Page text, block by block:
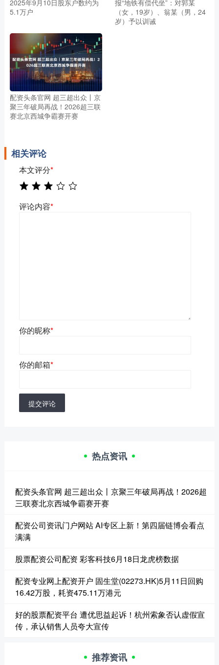
2025年9月10日股东户数约为
5.1万户
报“地铁有偿代坐”：对郭某
（女，19岁）、翁某（男，24
岁）予以训诫
配资头条官网 超三超出众丨京
聚三年破局再战！2026超三联
赛北京西城争霸赛开赛
相关评论
本文评分*
评论内容*
你的昵称*
你的邮箱*
提交评论
热点资讯
配资头条官网 超三超出众丨京聚三年破局再战！2026超
三联赛北京西城争霸赛开赛
配资公司资讯门户网站 AI专区上新！第四届链博会看点
满满
股票配资公司配资 彩客科技6月18日龙虎榜数据
配资专业网上配资开户 固生堂(02273.HK)5月11日回购
16.42万股，耗资475.11万港元
好的股票配资平台 遭优思益起诉！杭州索象否认虚假宣
传，承认销售人员夸大宣传
推荐资讯